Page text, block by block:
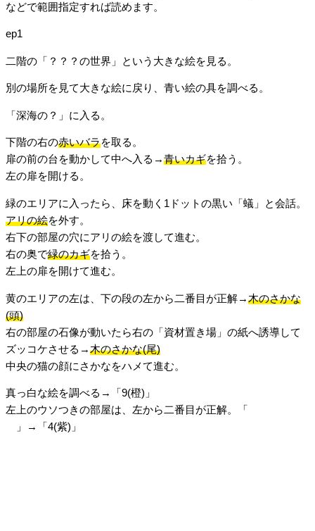
などで範囲指定すれば読めます。
ep1
二階の「？？？の世界」という大きな絵を見る。
別の場所を見て大きな絵に戻り、青い絵の具を調べる。
「深海の？」に入る。
下階の右の赤いバラを取る。
扉の前の台を動かして中へ入る→青いカギを拾う。
左の扉を開ける。
緑のエリアに入ったら、床を動く1ドットの黒い「蟻」と会話。
アリの絵を外す。
右下の部屋の穴にアリの絵を渡して進む。
右の奥で緑のカギを拾う。
左上の扉を開けて進む。
黄のエリアの左は、下の段の左から二番目が正解→木のさかな
(頭)
右の部屋の石像が動いたら右の「資材置き場」の紙へ誘導して
ズッコケさせる→木のさかな(尾)
中央の猫の顔にさかなをハメて進む。
真っ白な絵を調べる→「9(橙)」
左上のウソつきの部屋は、左から二番目が正解。「
」→「4(紫)」